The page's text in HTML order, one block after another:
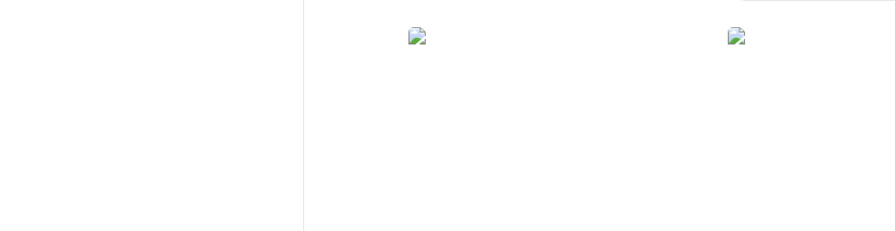
PSP interceta em Lisboa duas suspeitas
Alojamento estudantil